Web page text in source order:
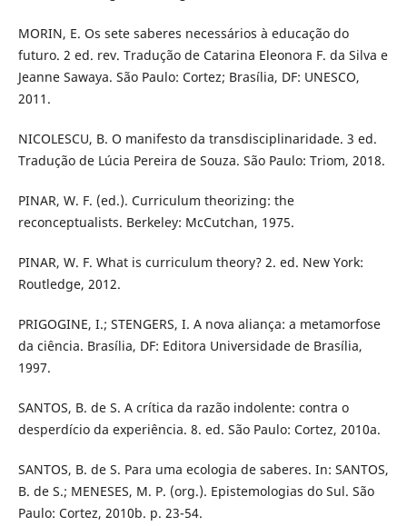
MORIN, E. Os sete saberes necessários à educação do
futuro. 2 ed. rev. Tradução de Catarina Eleonora F. da Silva e
Jeanne Sawaya. São Paulo: Cortez; Brasília, DF: UNESCO,
2011.
NICOLESCU, B. O manifesto da transdisciplinaridade. 3 ed.
Tradução de Lúcia Pereira de Souza. São Paulo: Triom, 2018.
PINAR, W. F. (ed.). Curriculum theorizing: the
reconceptualists. Berkeley: McCutchan, 1975.
PINAR, W. F. What is curriculum theory? 2. ed. New York:
Routledge, 2012.
PRIGOGINE, I.; STENGERS, I. A nova aliança: a metamorfose
da ciência. Brasília, DF: Editora Universidade de Brasília,
1997.
SANTOS, B. de S. A crítica da razão indolente: contra o
desperdício da experiência. 8. ed. São Paulo: Cortez, 2010a.
SANTOS, B. de S. Para uma ecologia de saberes. In: SANTOS,
B. de S.; MENESES, M. P. (org.). Epistemologias do Sul. São
Paulo: Cortez, 2010b. p. 23-54.